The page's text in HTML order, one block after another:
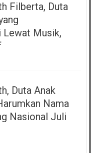
Filberta, Duta
Lewat Musik,
Duta Anak
Nama
Nasional Juli